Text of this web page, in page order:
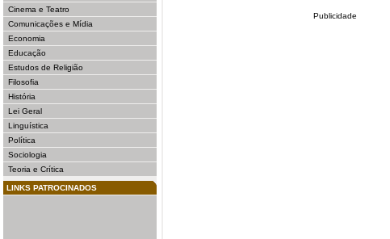
Cinema e Teatro
Comunicações e Mídia
Economia
Educação
Estudos de Religião
Filosofia
História
Lei Geral
Linguística
Política
Sociologia
Teoria e Crítica
LINKS PATROCINADOS
Publicidade